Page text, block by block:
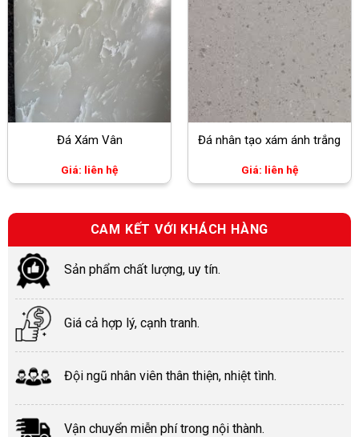
Đá Xám Vân
Giá: liên hệ
Đá nhân tạo xám ánh trắng
Giá: liên hệ
CAM KẾT VỚI KHÁCH HÀNG
Sản phẩm chất lượng, uy tín.
Giá cả hợp lý, cạnh tranh.
Đội ngũ nhân viên thân thiện, nhiệt tình.
Vận chuyển miễn phí trong nội thành.